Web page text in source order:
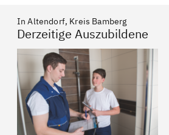
In Altendorf, Kreis Bamberg
Derzeitige Auszubildene